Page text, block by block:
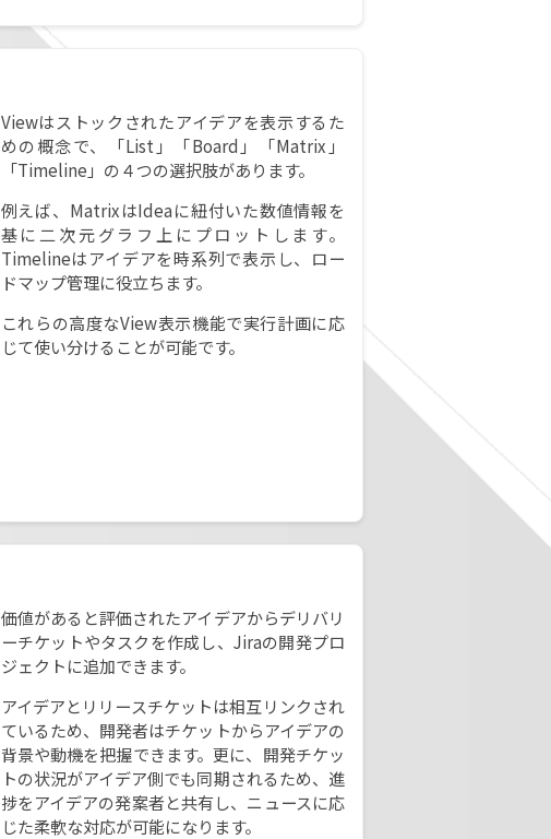
Viewはストックされたアイデアを表示するた
めの概念で、「List」「Board」「Matrix」
「Timeline」の４つの選択肢があります。
例えば、MatrixはIdeaに紐付いた数値情報を
基に二次元グラフ上にプロットします。
Timelineはアイデアを時系列で表示し、ロー
ドマップ管理に役立ちます。
これらの高度なView表示機能で実行計画に応
じて使い分けることが可能です。
価値があると評価されたアイデアからデリバリ
ーチケットやタスクを作成し、Jiraの開発プロ
ジェクトに追加できます。
アイデアとリリースチケットは相互リンクされ
ているため、開発者はチケットからアイデアの
背景や動機を把握できます。更に、開発チケッ
トの状況がアイデア側でも同期されるため、進
捗をアイデアの発案者と共有し、ニュースに応
じた柔軟な対応が可能になります。